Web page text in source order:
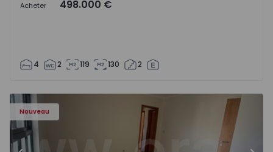
Acheter 498.000 €
4 2 119 130 2
Nouveau
- 15
Appartement T3 Sintra, Algueirão-Mem Martins -